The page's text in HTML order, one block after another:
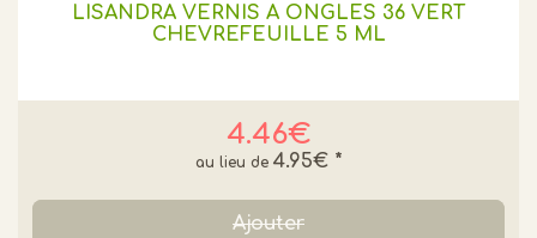
LISANDRA VERNIS A ONGLES 36 VERT
CHEVREFEUILLE 5 ML
4.46€
4.95€ *
Ajouter